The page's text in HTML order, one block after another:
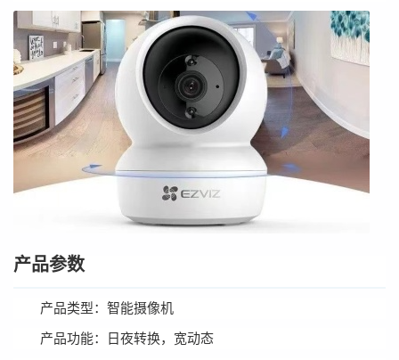
产品参数
产品类型：智能摄像机
产品功能：日夜转换，宽动态